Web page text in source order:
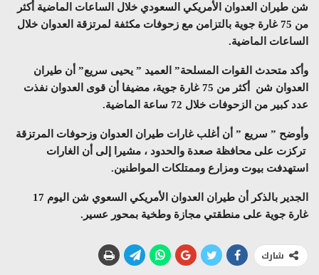
شن طيران العدوان الأمريكي السعودي خلال الساعات الماضية أكثر
من 75 غارة جوية بالتزامن مع زحوفات مكثفة لمرتزقة العدوان خلال
الساعات الماضية.
وأكد متحدث القوات المسلحة” العميد ” يحيى سريع” أن طيران
العدوان شن
أكثر من 75 غارة جوية، مضيفا أن قوى العدوان نفذت
عدد كبير من الزحوفات خلال 72 ساعة الماضية.
وأوضح ” سريع ” أن أغلب غارات طيران العدوان وزحوفات المرتزقة
تركزت على محافظة صعدة والحدود ، مشيرا إلى أن الغارات
استهدفت بيوت ومزارع وممتلكات المواطنين.
الجدير بالذكر أن طيران العدوان الأمريكي السعوي شن اليوم 17
غارة جوية على منطقتي مجازة وطخية بمحور عسير .
شارك